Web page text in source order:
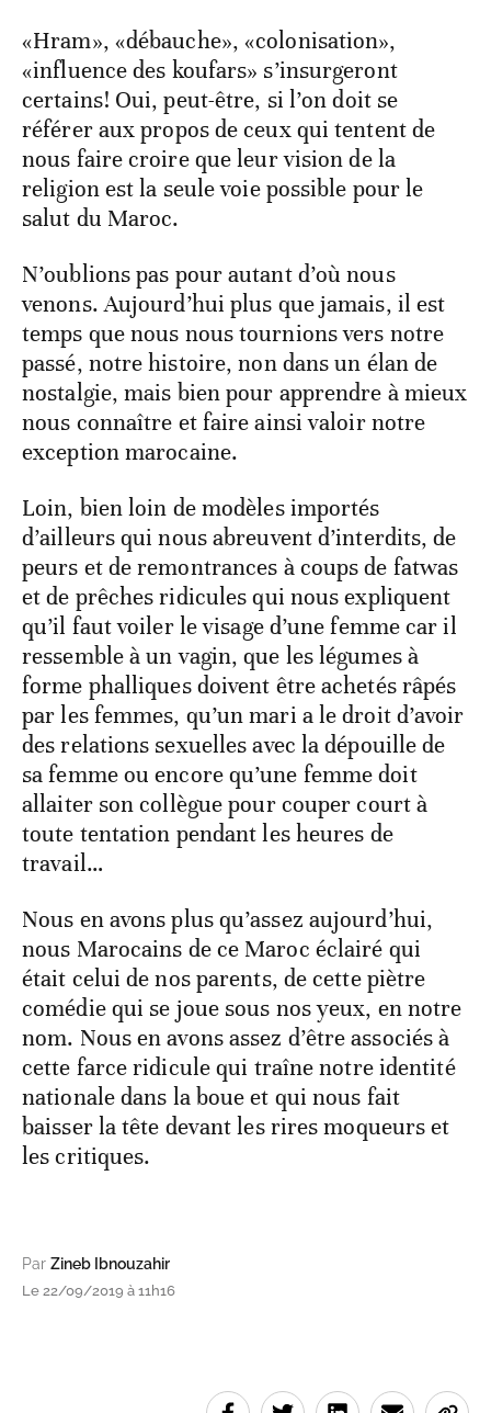
«Hram», «débauche», «colonisation»,
«influence des koufars» s’insurgeront
certains! Oui, peut-être, si l’on doit se
référer aux propos de ceux qui tentent de
nous faire croire que leur vision de la
religion est la seule voie possible pour le
salut du Maroc.
N’oublions pas pour autant d’où nous
venons. Aujourd’hui plus que jamais, il est
temps que nous nous tournions vers notre
passé, notre histoire, non dans un élan de
nostalgie, mais bien pour apprendre à mieux
nous connaître et faire ainsi valoir notre
exception marocaine.
Loin, bien loin de modèles importés
d’ailleurs qui nous abreuvent d’interdits, de
peurs et de remontrances à coups de fatwas
et de prêches ridicules qui nous expliquent
qu’il faut voiler le visage d’une femme car il
ressemble à un vagin, que les légumes à
forme phalliques doivent être achetés râpés
par les femmes, qu’un mari a le droit d’avoir
des relations sexuelles avec la dépouille de
sa femme ou encore qu’une femme doit
allaiter son collègue pour couper court à
toute tentation pendant les heures de
travail…
Nous en avons plus qu’assez aujourd’hui,
nous Marocains de ce Maroc éclairé qui
était celui de nos parents, de cette piètre
comédie qui se joue sous nos yeux, en notre
nom. Nous en avons assez d’être associés à
cette farce ridicule qui traîne notre identité
nationale dans la boue et qui nous fait
baisser la tête devant les rires moqueurs et
les critiques.
Par Zineb Ibnouzahir
Le 22/09/2019 à 11h16